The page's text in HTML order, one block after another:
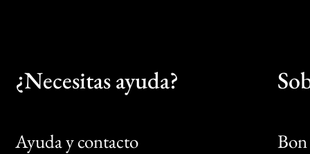
¿Necesitas ayuda?
Ayuda y contacto